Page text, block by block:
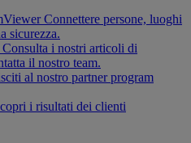
Connettere persone, luoghi
sicurezza.
Consulta i nostri articoli di
il nostro team.
al nostro partner program
i risultati dei clienti